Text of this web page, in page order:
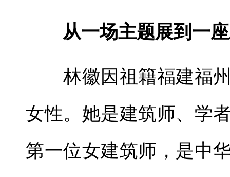
从一场主题展到一座
林徽因祖籍福建福州
女性。她是建筑师、学
第一位女建筑师，是中